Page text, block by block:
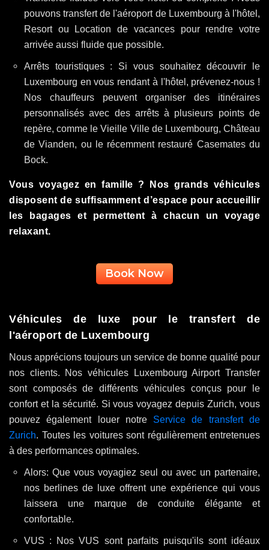
pouvons transfert de l'aéroport de Luxembourg à l'hôtel,
Resort ou Location de vacances pour rendre votre
arrivée aussi fluide que possible.
Arrêts touristiques : Si vous souhaitez découvrir le
Luxembourg en vous rendant à l'hôtel, prévenez-nous !
Nos chauffeurs peuvent organiser des itinéraires
personnalisés avec des arrêts à plusieurs points de
repère, comme le Vieille Ville de Luxembourg, Château
de Vianden, ou le récemment restauré Casemates du
Bock.
Vous voyagez en famille ? Nos grands véhicules
disposent de suffisamment d’espace pour accueillir
les bagages et permettent à chacun un voyage
relaxant.
Book Now
Véhicules de luxe pour le transfert de
l'aéroport de Luxembourg
Nous apprécions toujours un service de bonne qualité pour
nos clients. Nos véhicules Luxembourg Airport Transfer
sont composés de différents véhicules conçus pour le
confort et la sécurité. Si vous voyagez depuis Zurich, vous
pouvez également louer notre Service de transfert de
Zurich. Toutes les voitures sont régulièrement entretenues
à des performances optimales.
Alors: Que vous voyagiez seul ou avec un partenaire,
nos berlines de luxe offrent une expérience qui vous
laissera une marque de conduite élégante et
confortable.
VUS : Nos VUS sont parfaits puisqu'ils sont idéaux